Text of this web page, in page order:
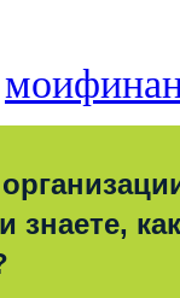
знаете, как